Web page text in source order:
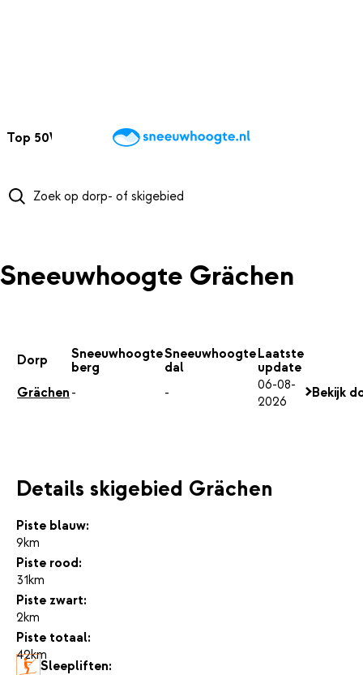
Top 50Webcams WintersportweerKaarten
Sneeuwhoogte Grächen
Dorp
Sneeuwhoogte
berg
Sneeuwhoogte
dal
Laatste
update
Grächen - -
06-08-
2026
Bekijk
Details skigebied Grächen
Piste blauw:
9km
Piste rood:
31km
Piste zwart:
2km
Piste totaal:
42km
Sleepliften: